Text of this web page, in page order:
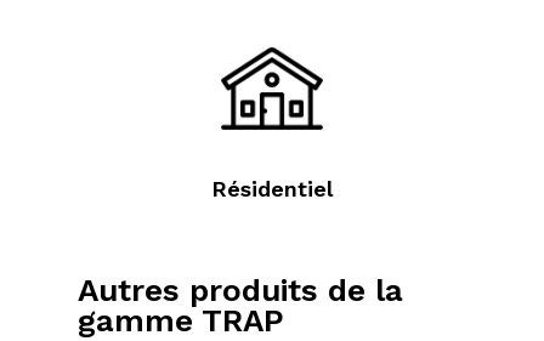
Résidentiel
Autres produits de la
gamme TRAP